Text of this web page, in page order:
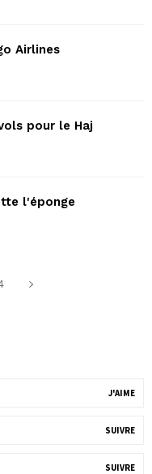
Airlines
pour le Haj
l'éponge
J'AIME
SUIVRE
SUIVRE